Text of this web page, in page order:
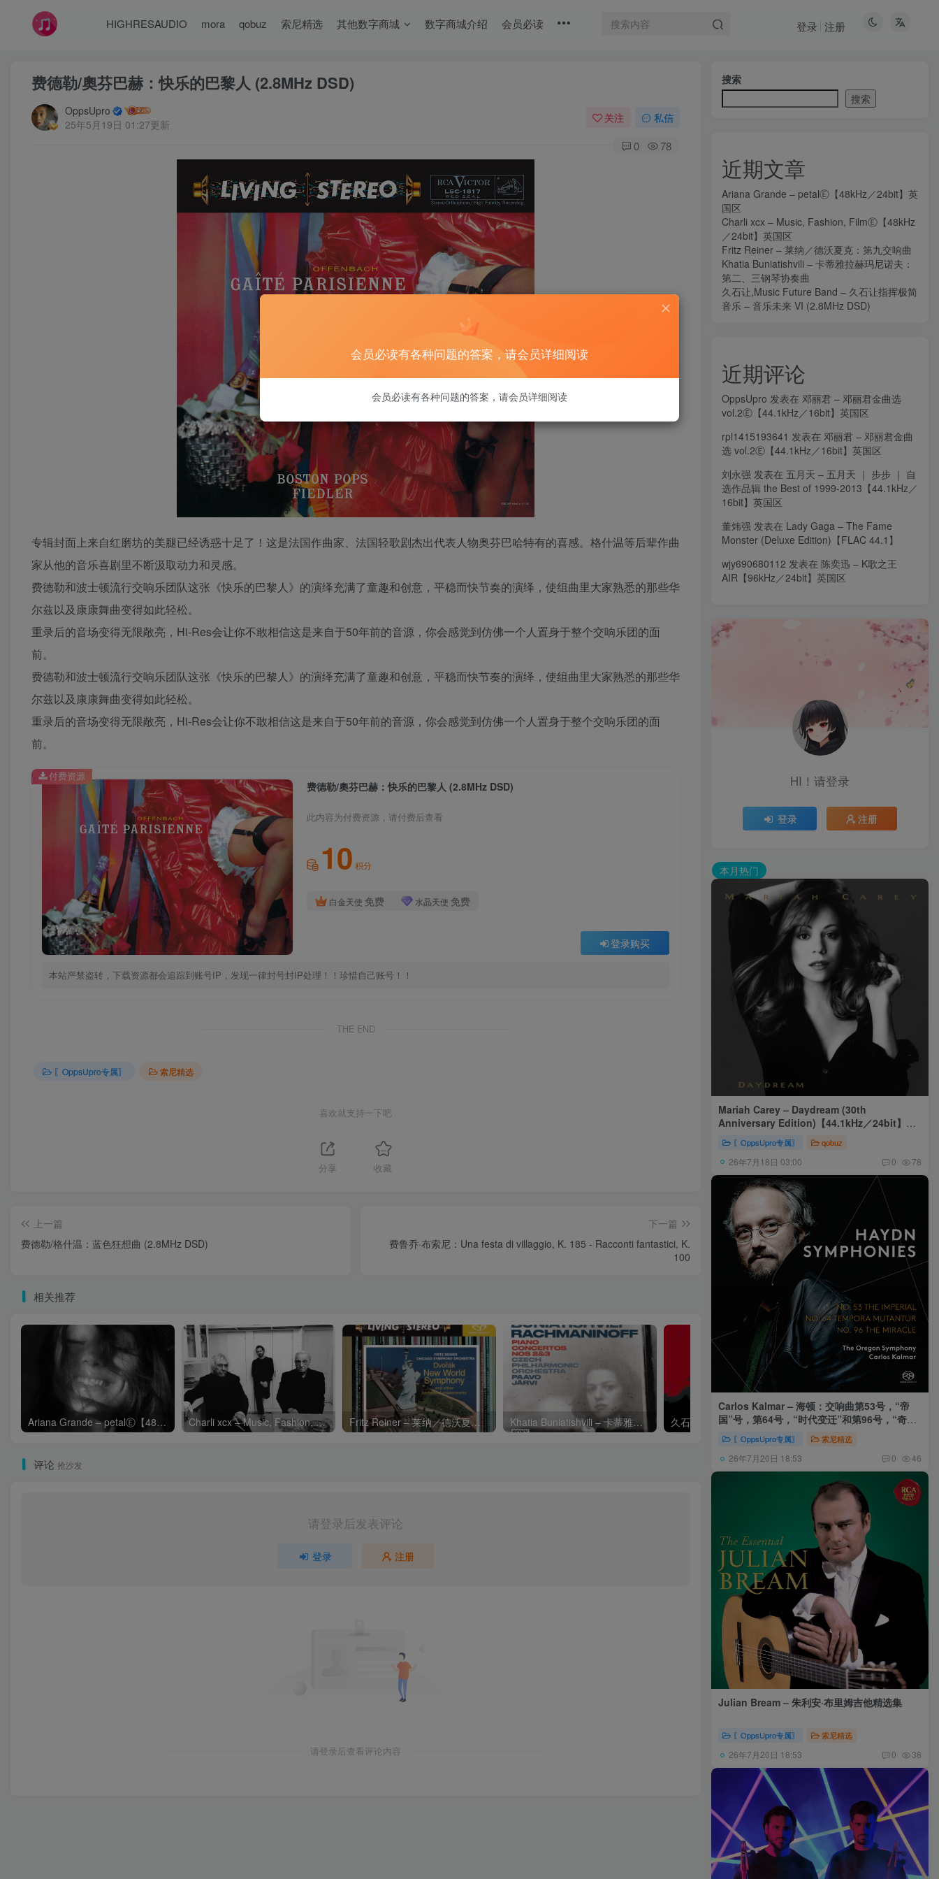
HIGHRESAUDIO mora qobuz 索尼精选 其他数字商城 数字商城介绍 会员必读 登录 注册
费德勒/奧芬巴赫：快乐的巴黎人 (2.8MHz DSD)
OppsUpro
25年5月19日 01:27更新
关注 私信
0 78
专辑封面上来自红磨坊的美腿已经诱惑十足了！这是法国作曲家、法国轻歌剧杰出代表人物奥芬巴哈特有的喜感。格什温等后辈作曲
家从他的音乐喜剧里不断汲取动力和灵感。
费德勒和波士顿流行交响乐团队这张《快乐的巴黎人》的演绎充满了童趣和创意，平稳而快节奏的演绎，使组曲里大家熟悉的那些华
尔兹以及康康舞曲变得如此轻松。
重录后的音场变得无限敞亮，Hi-Res会让你不敢相信这是来自于50年前的音源，你会感觉到仿佛一个人置身于整个交响乐团的面
前。
费德勒和波士顿流行交响乐团队这张《快乐的巴黎人》的演绎充满了童趣和创意，平稳而快节奏的演绎，使组曲里大家熟悉的那些华
尔兹以及康康舞曲变得如此轻松。
重录后的音场变得无限敞亮，Hi-Res会让你不敢相信这是来自于50年前的音源，你会感觉到仿佛一个人置身于整个交响乐团的面
前。
费德勒/奧芬巴赫：快乐的巴黎人 (2.8MHz DSD)
此内容为付费资源，请付费后查看
10 积分
白金天使 免费 水晶天使 免费
登录购买
本站严禁盗转，下载资源都会追踪到账号IP，发现一律封号封IP处理！！珍惜自己账号！！
付费资源
THE END
〖OppsUpro专属〗 索尼精选
喜欢就支持一下吧
分享 收藏
上一篇
费德勒/格什温：蓝色狂想曲 (2.8MHz DSD)
下一篇
费鲁乔·布索尼：Una festa di villaggio, K. 185 - Racconti fantastici, K.
100
相关推荐
Ariana Grande – petalⒺ【48kHz／24bit】英国区 Charli xcx – Music, Fashion, FilmⒺ【48kHz／24bit】英国区 Fritz Reiner – 莱纳／德沃夏克：第九交响曲 Khatia Buniatishvili – 卡蒂雅拉赫玛尼诺夫：第二、三钢琴协奏曲 久石让,Music Future Band – 久石让指挥极简音乐 – 音乐未来 VI (2.8MHz DSD)
评论 抢沙发
请登录后发表评论
登录 注册
请登录后查看评论内容
搜索
搜索
近期文章
Ariana Grande – petalⒺ【48kHz／24bit】英
国区
Charli xcx – Music, Fashion, FilmⒺ【48kHz
／24bit】英国区
Fritz Reiner – 莱纳／德沃夏克：第九交响曲
Khatia Buniatishvili – 卡蒂雅拉赫玛尼诺夫：
第二、三钢琴协奏曲
久石让,Music Future Band – 久石让指挥极简
音乐 – 音乐未来 VI (2.8MHz DSD)
近期评论
OppsUpro 发表在 邓丽君 – 邓丽君金曲选
vol.2Ⓔ【44.1kHz／16bit】英国区
rpl1415193641 发表在 邓丽君 – 邓丽君金曲
选 vol.2Ⓔ【44.1kHz／16bit】英国区
刘永强 发表在 五月天 – 五月天 ｜ 步步 ｜ 自
选作品辑 the Best of 1999-2013【44.1kHz／
16bit】英国区
董炜强 发表在 Lady Gaga – The Fame
Monster (Deluxe Edition)【FLAC 44.1】
wjy690680112 发表在 陈奕迅 – K歌之王
AIR【96kHz／24bit】英国区
HI！请登录
登录 注册
本月热门
Mariah Carey – Daydream (30th
Anniversary Edition)【44.1kHz／24bit】美
〖OppsUpro专属〗 qobuz
26年7月18日 03:00 0 78
Carlos Kalmar – 海顿：交响曲第53号，“帝
国”号，第64号，“时代变迁”和第96号，“奇迹”
号 (俄勒冈交响乐团，卡尔玛)
〖OppsUpro专属〗 索尼精选
26年7月20日 18:53 0 46
Julian Bream – 朱利安·布里姆吉他精选集
〖OppsUpro专属〗 索尼精选
26年7月20日 18:53 0 38
会员必读有各种问题的答案，请会员详细阅读
会员必读有各种问题的答案，请会员详细阅读